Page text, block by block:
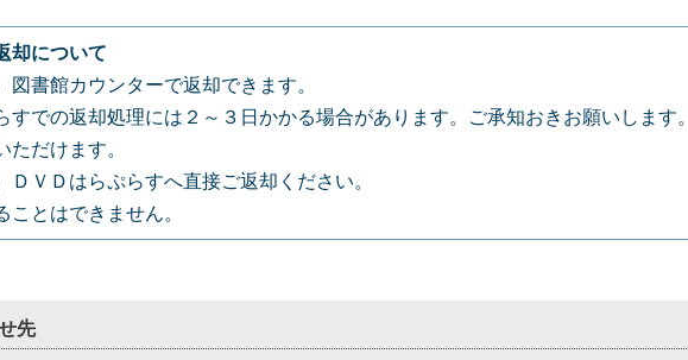
却について
図書館カウンターで返却できます。
すでの返却処理には２～３日かかる場合があります。ご承知おきお願いします。
ただけます。
ＤＶＤはらぷらすへ直接ご返却ください。
ことはできません。
先